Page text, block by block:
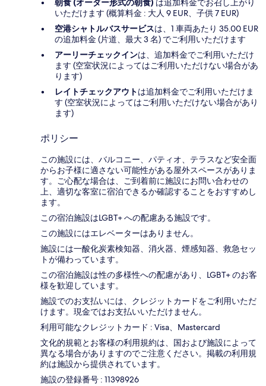
朝食 (オーダー形式の朝食) は追加料金でお召し上がり
いただけます (概算料金 : 大人 9 EUR、子供 7 EUR)
空港シャトルバスサービスは、1 車両あたり 35.00 EUR
の追加料金 (片道、最大 3 名) でご利用いただけます
アーリーチェックインは、追加料金でご利用いただけ
ます (空室状況によってはご利用いただけない場合があ
ります)
レイトチェックアウトは追加料金でご利用いただけま
す (空室状況によってはご利用いただけない場合があり
ます)
ポリシー
この施設には、バルコニー、パティオ、テラスなど安全面
からお子様に適さない可能性がある屋外スペースがありま
す。ご心配な場合は、ご到着前に施設にお問い合わせの
上、適切な客室に宿泊できるか確認することをおすすめし
ます。
この宿泊施設はLGBT+ への配慮ある施設です。
この施設にはエレベーターはありません。
施設には一酸化炭素検知器、消火器、煙感知器、救急セッ
トが備わっています。
この宿泊施設は性の多様性への配慮があり、LGBT+ のお客
様を歓迎しています。
施設でのお支払いには、クレジットカードをご利用いただ
けます。現金ではお支払いいただけません。
利用可能なクレジットカード : Visa、Mastercard
文化的規範とお客様の利用規約は、国および施設によって
異なる場合がありますのでご注意ください。掲載の利用規
約は施設から提供されています。
施設の登録番号 : 11398926